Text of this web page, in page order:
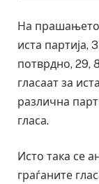
На прашањето
иста партија,
потврдно, 29,
гласаат за
различна
гласа.
Исто така се
граѓаните